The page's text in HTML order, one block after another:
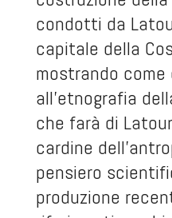
condotti da
capitale della
mostrando
all’etnografia
che farà di
cardine
pensiero
produzione